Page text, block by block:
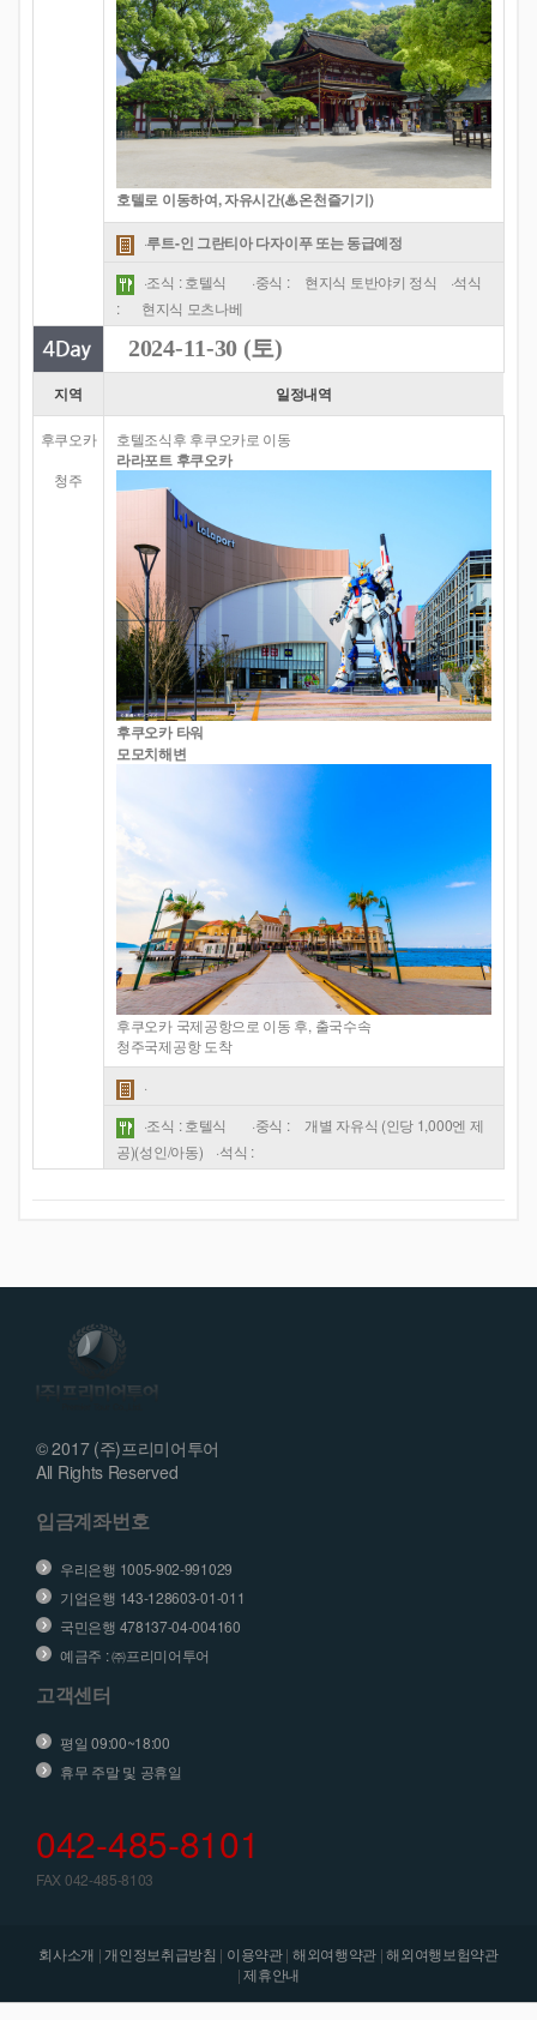
호텔로 이동하여, 자유시간(♨온천즐기기)
·루트-인 그란티아 다자이푸 또는 동급예정
·조식 : 호텔식 ·중식 : 현지식 토반야키 정식 ·석식
:
현지식 모츠나베
2024-11-30 (토)
지역 일정내역
후쿠오카
청주
호텔조식후 후쿠오카로 이동
라라포트 후쿠오카
후쿠오카 타워
모모치해변
후쿠오카 국제공항으로 이동 후, 출국수속
청주국제공항 도착
·
·조식 : 호텔식
·중식 :
개별 자유식 (인당 1,000엔 제
공)(성인/아동) ·석식 :
© 2017 (주)프리미어투어
All Rights Reserved
입금계좌번호
우리은행 1005-902-991029
기업은행 143-128603-01-011
국민은행 478137-04-004160
예금주 : ㈜프리미어투어
고객센터
평일 09:00~18:00
휴무 주말 및 공휴일
042-485-8101
FAX 042-485-8103
회사소개 |개인정보취급방침 | 이용약관| 해외여행약관 |해외여행보험약관
|제휴안내